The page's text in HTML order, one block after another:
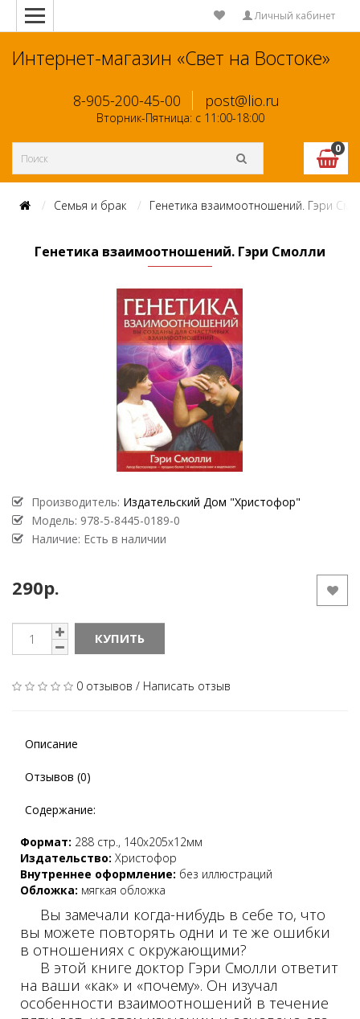
Личный кабинет
Интернет-магазин «Свет на Востоке»
8-905-200-45-00 post@lio.ru
Вторник-Пятница: с 11:00-18:00
0
Семья и брак Генетика взаимоотношений. Гэри
Генетика взаимоотношений. Гэри Смолли
Производитель: Издательский Дом "Христофор"
Модель: 978-5-8445-0189-0
Наличие: Есть в наличии
290р.
КУПИТЬ
0 отзывов / Написать отзыв
Описание
Отзывов (0)
Содержание:
Формат: 288 стр., 140х205х12мм
Издательство: Христофор
Внутреннее оформление: без иллюстраций
Обложка: мягкая обложка
Вы замечали когда-нибудь в себе то, что
вы можете повторять одни и те же ошибки
в отношениях с окружающими?
В этой книге доктор Гэри Смолли ответит
на ваши «как» и «почему». Он изучал
особенности взаимоотношений в течение